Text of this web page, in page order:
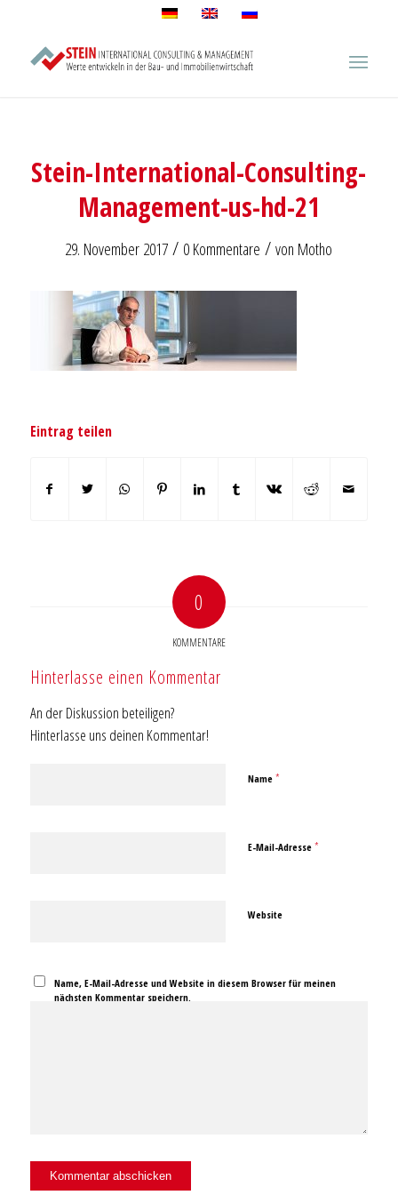
Stein-International-Consulting-
Management-us-hd-21
29. November 2017 / 0 Kommentare / von Motho
Eintrag teilen
0
KOMMENTARE
Hinterlasse einen Kommentar
An der Diskussion beteiligen?
Hinterlasse uns deinen Kommentar!
Name *
E-Mail-Adresse *
Website
Name, E-Mail-Adresse und Website in diesem Browser für meinen
nächsten Kommentar speichern.